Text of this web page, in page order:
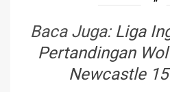
Baca Juga: Liga
Pertandingan
Newcastle